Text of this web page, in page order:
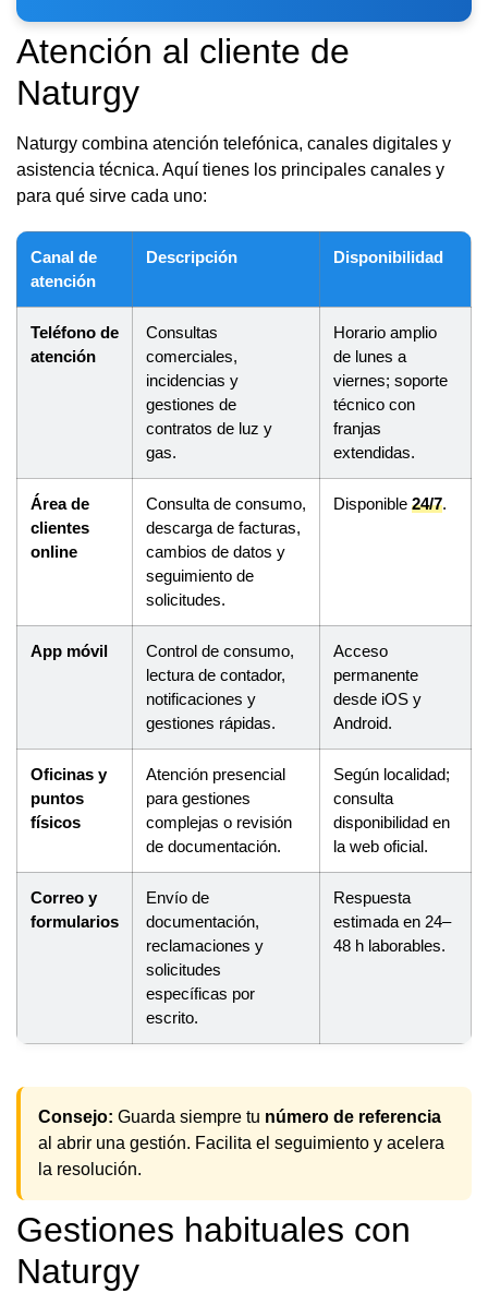
Atención al cliente de
Naturgy
Naturgy combina atención telefónica, canales digitales y
asistencia técnica. Aquí tienes los principales canales y
para qué sirve cada uno:
Canal de
atención
Descripción Disponibilidad
Teléfono de
atención
Consultas
comerciales,
incidencias y
gestiones de
contratos de luz y
gas.
Horario amplio
de lunes a
viernes; soporte
técnico con
franjas
extendidas.
Área de
clientes
online
Consulta de consumo,
descarga de facturas,
cambios de datos y
seguimiento de
solicitudes.
Disponible 24/7.
App móvil
Control de consumo,
lectura de contador,
notificaciones y
gestiones rápidas.
Acceso
permanente
desde iOS y
Android.
Oficinas y
puntos
físicos
Atención presencial
para gestiones
complejas o revisión
de documentación.
Según localidad;
consulta
disponibilidad en
la web oficial.
Correo y
formularios
Envío de
documentación,
reclamaciones y
solicitudes
específicas por
escrito.
Respuesta
estimada en 24–
48 h laborables.
Consejo: Guarda siempre tu número de referencia
al abrir una gestión. Facilita el seguimiento y acelera
la resolución.
Gestiones habituales con
Naturgy